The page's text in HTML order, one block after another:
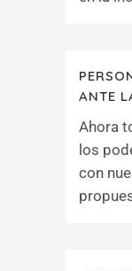
ANTE
Ahora
los
con